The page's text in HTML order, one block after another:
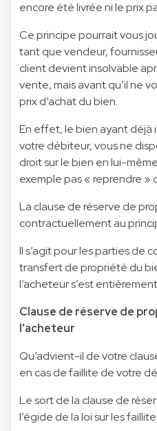
encore été livrée ni le prix
Ce principe pourrait vous
tant que vendeur,
client devient insolvable
vente, mais avant qu’il ne
prix d’achat du bien.
En effet, le bien ayant
votre débiteur, vous ne
droit sur le bien en lui-
exemple pas « reprendre »
La clause de réserve de
contractuellement au
Il s’agit pour les parties de
transfert de propriété du
l’acheteur s’est
Clause de réserve de
l’acheteur
Qu’advient-il de votre
en cas de faillite de votre
Le sort de la clause de
l’égide de la loi sur les